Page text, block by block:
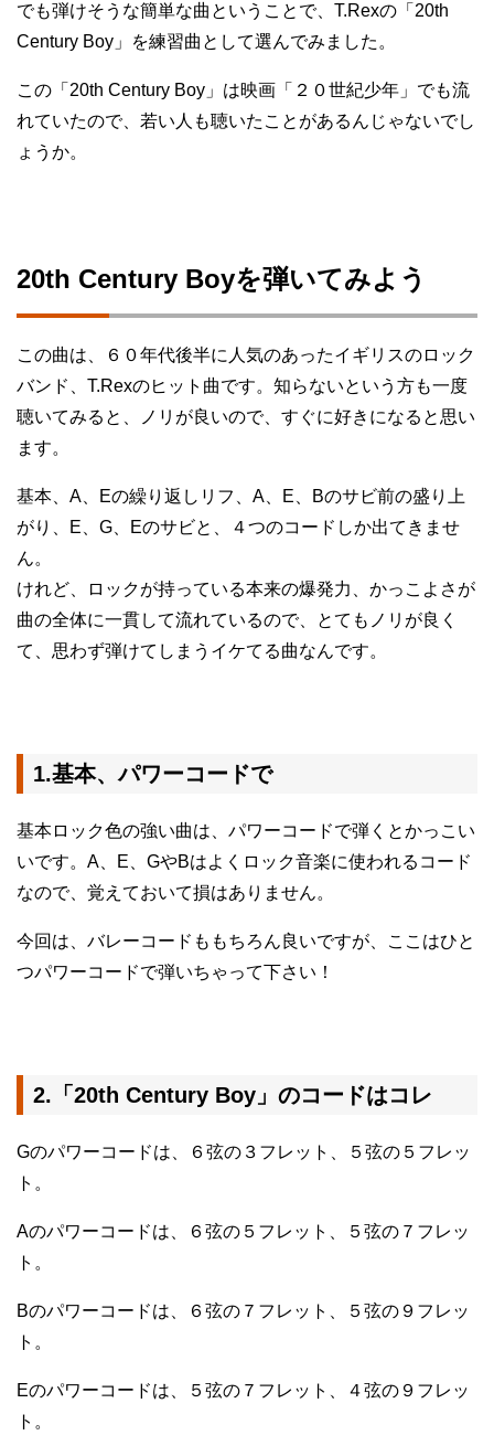
でも弾けそうな簡単な曲ということで、T.Rexの「20th
Century Boy」を練習曲として選んでみました。
この「20th Century Boy」は映画「２０世紀少年」でも流
れていたので、若い人も聴いたことがあるんじゃないでし
ょうか。
20th Century Boyを弾いてみよう
この曲は、６０年代後半に人気のあったイギリスのロック
バンド、T.Rexのヒット曲です。知らないという方も一度
聴いてみると、ノリが良いので、すぐに好きになると思い
ます。
基本、A、Eの繰り返しリフ、A、E、Bのサビ前の盛り上
がり、E、G、Eのサビと、４つのコードしか出てきませ
ん。
けれど、ロックが持っている本来の爆発力、かっこよさが
曲の全体に一貫して流れているので、とてもノリが良く
て、思わず弾けてしまうイケてる曲なんです。
1.基本、パワーコードで
基本ロック色の強い曲は、パワーコードで弾くとかっこい
いです。A、E、GやBはよくロック音楽に使われるコード
なので、覚えておいて損はありません。
今回は、バレーコードももちろん良いですが、ここはひと
つパワーコードで弾いちゃって下さい！
2.「20th Century Boy」のコードはコレ
Gのパワーコードは、６弦の３フレット、５弦の５フレッ
ト。
Aのパワーコードは、６弦の５フレット、５弦の７フレッ
ト。
Bのパワーコードは、６弦の７フレット、５弦の９フレッ
ト。
Eのパワーコードは、５弦の７フレット、４弦の９フレッ
ト。